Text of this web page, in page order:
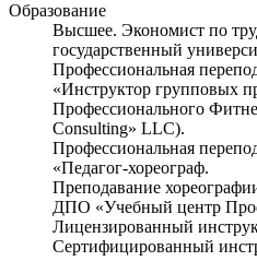
Образование
Высшее. Экономист по
государственный
Профессиональная
«Инструктор групповых
Профессионального
Consulting» LLC).
Профессиональная
«Педагог-хореограф.
Преподавание
ДПО «Учебный центр
Лицензированный
Сертифицированный